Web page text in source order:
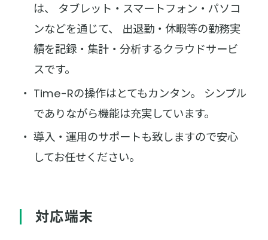
は、 タブレット・スマートフォン・パソコ
ンなどを通じて、 出退勤・休暇等の勤務実
績を記録・集計・分析するクラウドサービ
スです。
Time-Rの操作はとてもカンタン。 シンプル
でありながら機能は充実しています。
導入・運用のサポートも致しますので安心
してお任せください。
対応端末